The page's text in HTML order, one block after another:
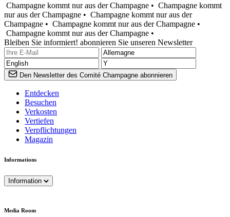
Champagne kommt nur aus der Champagne • Champagne kommt
nur aus der Champagne • Champagne kommt nur aus der
Champagne • Champagne kommt nur aus der Champagne •
Champagne kommt nur aus der Champagne •
Bleiben Sie informiert! abonnieren Sie unseren Newsletter
Den Newsletter des Comité Champagne abonnieren
Entdecken
Besuchen
Verkosten
Vertiefen
Verpflichtungen
Magazin
Informations
Information
Media Room